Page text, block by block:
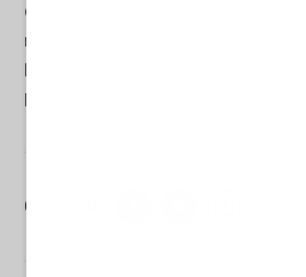
che non vogliono che voi sappiate".
mondo stanchi delle narrazioni
Condividi: